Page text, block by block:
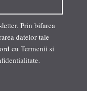
Prin bifarea
datelor tale
cu Termenii si
.